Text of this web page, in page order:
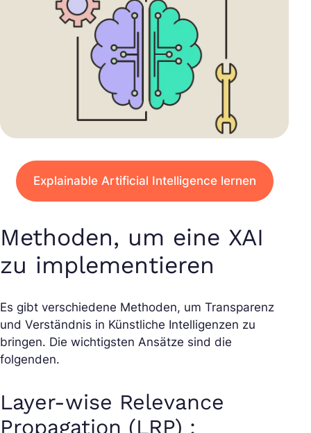
Explainable Artificial Intelligence lernen
Methoden, um eine XAI
zu implementieren
Es gibt verschiedene Methoden, um Transparenz
und Verständnis in Künstliche Intelligenzen zu
bringen. Die wichtigsten Ansätze sind die
folgenden.
Layer-wise Relevance
Propagation (LRP) :